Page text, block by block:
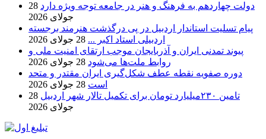
دولت چهاردهم به فرهنگ و هنر در جامعه توجه ویژه دارد 28
جولای 2026
پیام تسلیت استاندار اردبیل در پی درگذشت هنرمند برجسته
اردبیلی استاد اکبر ... 28 جولای 2026
پیوند تمدنی ایران و آذربایجان موجب ارتقای امنیت ملی و
روابط ملت‌ها می‌شود 28 جولای 2026
دوره صفویه نقطه عطف شکل‌گیری ایران مقتدر و متحد
است 28 جولای 2026
تامین ۲۳۰میلیارد تومان برای تکمیل تالار شهر اردبیل
28
جولای 2026